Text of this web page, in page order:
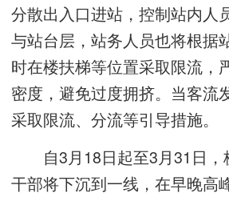
分散出入口进站，控制站内人
与站台层，站务人员也将根据
时在楼扶梯等位置采取限流，
密度，避免过度拥挤。当客流
采取限流、分流等引导措施。
自3月18日起至3月31日，
干部将下沉到一线，在早晚高